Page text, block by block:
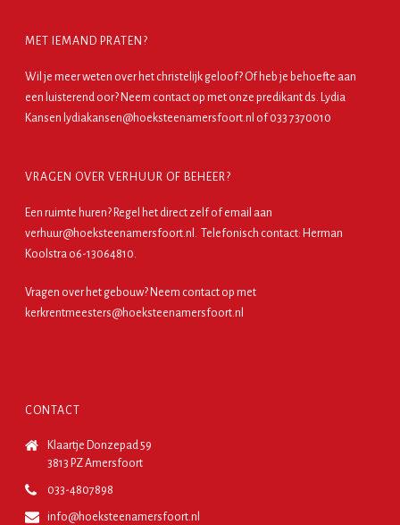
MET IEMAND PRATEN?
Wil je meer weten over het christelijk geloof? Of heb je behoefte aan
een luisterend oor? Neem contact op met onze predikant ds. Lydia
Kansen lydiakansen@hoeksteenamersfoort.nl of 033 7370010
VRAGEN OVER VERHUUR OF BEHEER?
Een ruimte huren? Regel het direct zelf of email aan
verhuur@hoeksteenamersfoort.nl. Telefonisch contact: Herman
Koolstra o6-13064810.
Vragen over het gebouw? Neem contact op met
kerkrentmeesters@hoeksteenamersfoort.nl
CONTACT
Klaartje Donzepad 59
3813 PZ Amersfoort
033-4807898
info@hoeksteenamersfoort.nl